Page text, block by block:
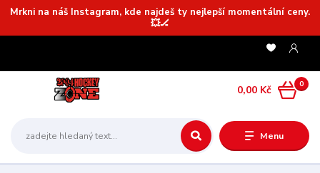
Mrkni na náš Instagram, kde najdeš ty nejlepší momentální ceny.
💥🏒
Menu
0
0,00 Kč